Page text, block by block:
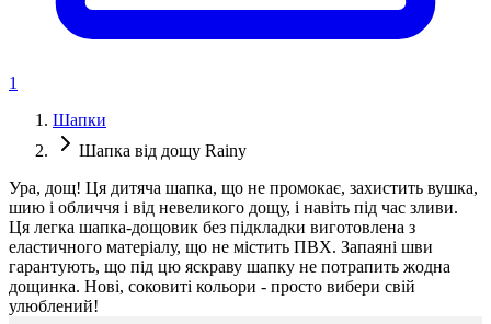
1
Шапки
Шапка від дощу Rainy
Ура, дощ! Ця дитяча шапка, що не промокає, захистить вушка,
шию і обличчя і від невеликого дощу, і навіть під час зливи.
Ця легка шапка-дощовик без підкладки виготовлена з
еластичного матеріалу, що не містить ПВХ. Запаяні шви
гарантують, що під цю яскраву шапку не потрапить жодна
дощинка. Нові, соковиті кольори - просто вибери свій
улюблений!